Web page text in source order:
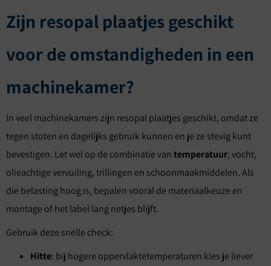
Zijn resopal plaatjes geschikt
voor de omstandigheden in een
machinekamer?
In veel machinekamers zijn resopal plaatjes geschikt, omdat ze
tegen stoten en dagelijks gebruik kunnen en je ze stevig kunt
bevestigen. Let wel op de combinatie vantemperatuur, vocht,
olieachtige vervuiling, trillingen en schoonmaakmiddelen. Als
die belasting hoog is, bepalen vooral de materiaalkeuze en
montage of het label lang netjes blijft.
Gebruik deze snelle check:
Hitte: bij hogere oppervlaktetemperaturen kies je liever